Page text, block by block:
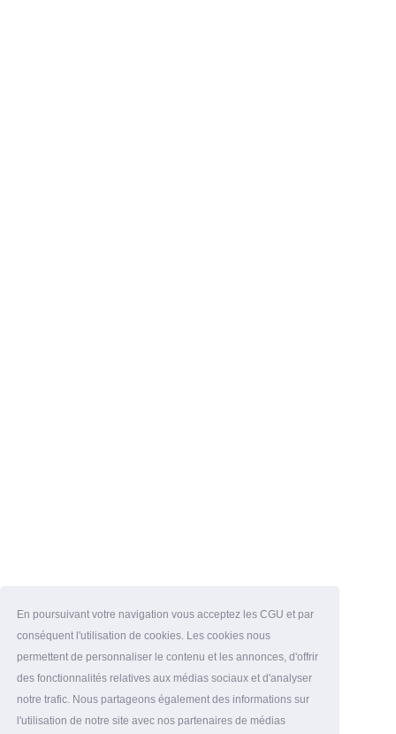
En poursuivant votre navigation vous acceptez les CGU et par
conséquent l'utilisation de cookies. Les cookies nous
permettent de personnaliser le contenu et les annonces, d'offrir
des fonctionnalités relatives aux médias sociaux et d'analyser
notre trafic. Nous partageons également des informations sur
l'utilisation de notre site avec nos partenaires de médias